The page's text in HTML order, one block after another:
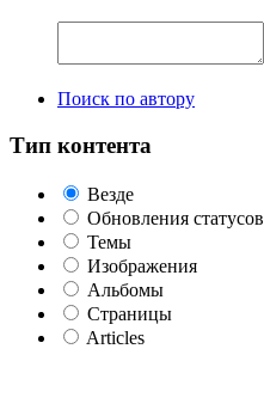
Поиск по автору
Тип контента
Везде
Обновления статусов
Темы
Изображения
Альбомы
Страницы
Articles